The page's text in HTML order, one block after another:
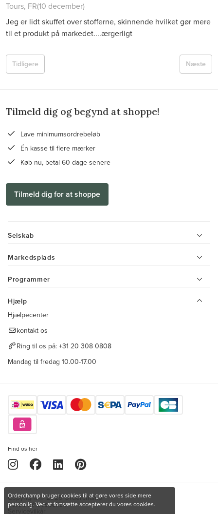
Tours, FR(10 december)
Jeg er lidt skuffet over stofferne, skinnende hvilket gør mere
til et produkt på markedet....ærgerligt
Næste
Tidligere
Tilmeld dig og begynd at shoppe!
Lave minimumsordrebeløb
Én kasse til flere mærker
Køb nu, betal 60 dage senere
Tilmeld dig for at shoppe
Selskab
Markedsplads
Programmer
Hjælp
Hjælpecenter
kontakt os
Ring til os på: +31 20 308 0808
Mandag til fredag 10.00-17.00
Find os her
Copyright © 2026 Orderchamp
Fortrolighedspolitik
Orderchamp bruger cookies til at gøre vores side mere
personlig. Ved at fortsætte accepterer du vores cookies.